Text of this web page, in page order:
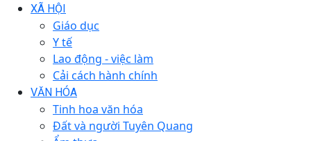
XÃ HỘI
Giáo dục
Y tế
Lao động - việc làm
Cải cách hành chính
VĂN HÓA
Tinh hoa văn hóa
Đất và người Tuyên Quang